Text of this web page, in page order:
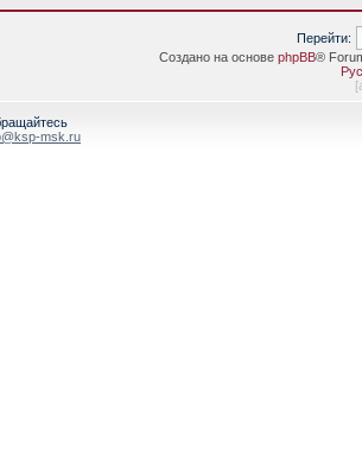
Перейти:
Создано на основе phpBB®
[
msk.ru